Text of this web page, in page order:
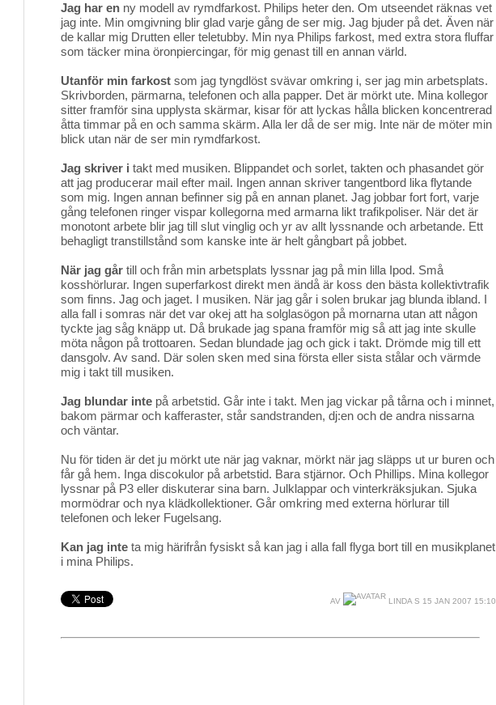
Jag har en ny modell av rymdfarkost. Philips heter den. Om utseendet räknas vet
jag inte. Min omgivning blir glad varje gång de ser mig. Jag bjuder på det. Även när
de kallar mig Drutten eller teletubby. Min nya Philips farkost, med extra stora fluffar
som täcker mina öronpiercingar, för mig genast till en annan värld.
Utanför min farkost som jag tyngdlöst svävar omkring i, ser jag min arbetsplats.
Skrivborden, pärmarna, telefonen och alla papper. Det är mörkt ute. Mina kollegor
sitter framför sina upplysta skärmar, kisar för att lyckas hålla blicken koncentrerad
åtta timmar på en och samma skärm. Alla ler då de ser mig. Inte när de möter min
blick utan när de ser min rymdfarkost.
Jag skriver i takt med musiken. Blippandet och sorlet, takten och phasandet gör
att jag producerar mail efter mail. Ingen annan skriver tangentbord lika flytande
som mig. Ingen annan befinner sig på en annan planet. Jag jobbar fort fort, varje
gång telefonen ringer vispar kollegorna med armarna likt trafikpoliser. När det är
monotont arbete blir jag till slut vinglig och yr av allt lyssnande och arbetande. Ett
behagligt transtillstånd som kanske inte är helt gångbart på jobbet.
När jag går till och från min arbetsplats lyssnar jag på min lilla Ipod. Små
kosshörlurar. Ingen superfarkost direkt men ändå är koss den bästa kollektivtrafik
som finns. Jag och jaget. I musiken. När jag går i solen brukar jag blunda ibland. I
alla fall i somras när det var okej att ha solglasögon på mornarna utan att någon
tyckte jag såg knäpp ut. Då brukade jag spana framför mig så att jag inte skulle
möta någon på trottoaren. Sedan blundade jag och gick i takt. Drömde mig till ett
dansgolv. Av sand. Där solen sken med sina första eller sista stålar och värmde
mig i takt till musiken.
Jag blundar inte på arbetstid. Går inte i takt. Men jag vickar på tårna och i minnet,
bakom pärmar och kafferaster, står sandstranden, dj:en och de andra nissarna
och väntar.
Nu för tiden är det ju mörkt ute när jag vaknar, mörkt när jag släpps ut ur buren och
får gå hem. Inga discokulor på arbetstid. Bara stjärnor. Och Phillips. Mina kollegor
lyssnar på P3 eller diskuterar sina barn. Julklappar och vinterkräksjukan. Sjuka
mormödrar och nya klädkollektioner. Går omkring med externa hörlurar till
telefonen och leker Fugelsang.
Kan jag inte ta mig härifrån fysiskt så kan jag i alla fall flyga bort till en musikplanet
i mina Philips.
AV LINDA S 15 JAN 2007 15:10